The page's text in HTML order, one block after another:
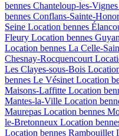
bennes Chanteloup-les-Vignes
bennes Conflans-Sainte-
Seine Location bennes
Fleury Location bennes
Location bennes La Celle-
Chesnay-Rocquencourt
Les Clayes-sous-Bois
bennes Le Vésinet Location
Maisons-Laffitte Location
Mantes-la-Ville Location
Maurepas Location bennes
le-Bretonneux Location
Location bennes Rambouillet